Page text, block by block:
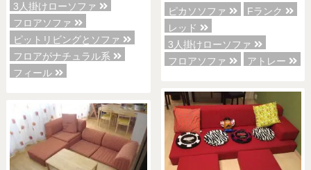
3人掛けローソファ
フロアソファ
ピットリビングとソファ
フロアがナチュラル系
フィール
ピカソソファ
Fランク
レッド
3人掛けローソファ
フロアソファ
アトレー